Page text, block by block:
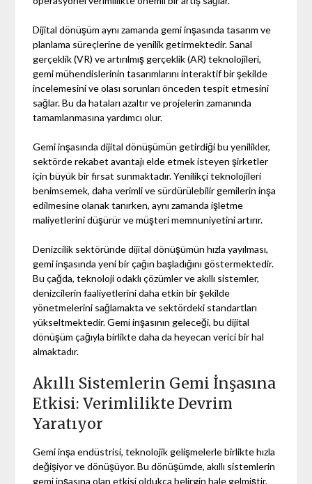
Dijital dönüşüm aynı zamanda gemi inşasında tasarım ve
planlama süreçlerine de yenilik getirmektedir. Sanal
gerçeklik (VR) ve artırılmış gerçeklik (AR) teknolojileri,
gemi mühendislerinin tasarımlarını interaktif bir şekilde
incelemesini ve olası sorunları önceden tespit etmesini
sağlar. Bu da hataları azaltır ve projelerin zamanında
tamamlanmasına yardımcı olur.
Gemi inşasında dijital dönüşümün getirdiği bu yenilikler,
sektörde rekabet avantajı elde etmek isteyen şirketler
için büyük bir fırsat sunmaktadır. Yenilikçi teknolojileri
benimsemek, daha verimli ve sürdürülebilir gemilerin inşa
edilmesine olanak tanırken, aynı zamanda işletme
maliyetlerini düşürür ve müşteri memnuniyetini artırır.
Denizcilik sektöründe dijital dönüşümün hızla yayılması,
gemi inşasında yeni bir çağın başladığını göstermektedir.
Bu çağda, teknoloji odaklı çözümler ve akıllı sistemler,
denizcilerin faaliyetlerini daha etkin bir şekilde
yönetmelerini sağlamakta ve sektördeki standartları
yükseltmektedir. Gemi inşasının geleceği, bu dijital
dönüşüm çağıyla birlikte daha da heyecan verici bir hal
almaktadır.
Akıllı Sistemlerin Gemi İnşasına
Etkisi: Verimlilikte Devrim
Yaratıyor
Gemi inşa endüstrisi, teknolojik gelişmelerle birlikte hızla
değişiyor ve dönüşüyor. Bu dönüşümde, akıllı sistemlerin
gemi inşasına olan etkisi oldukça belirgin hale gelmiştir.